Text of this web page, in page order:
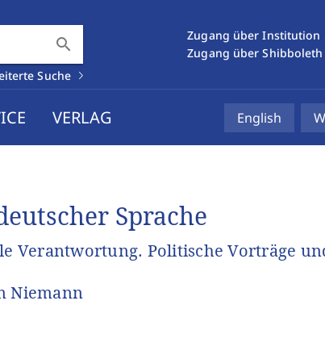
search
Suche
Zugang über Institution
Zugang über Shibboleth
VERLAG English
Sprache
Verantwortung. Politische Vorträge
Niemann